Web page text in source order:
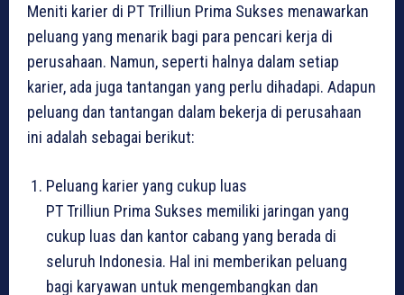
Meniti karier di PT Trilliun Prima Sukses menawarkan
peluang yang menarik bagi para pencari kerja di
perusahaan. Namun, seperti halnya dalam setiap
karier, ada juga tantangan yang perlu dihadapi. Adapun
peluang dan tantangan dalam bekerja di perusahaan
ini adalah sebagai berikut:
Peluang karier yang cukup luas
PT Trilliun Prima Sukses memiliki jaringan yang
cukup luas dan kantor cabang yang berada di
seluruh Indonesia. Hal ini memberikan peluang
bagi karyawan untuk mengembangkan dan